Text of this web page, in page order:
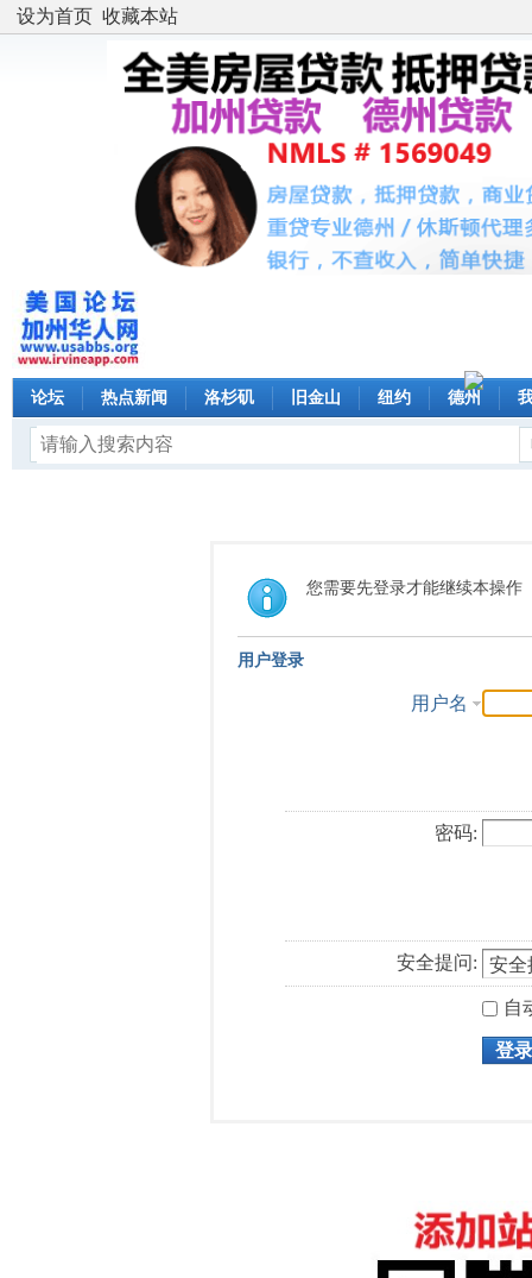
设为首页 收藏本站
论坛 热点新闻 洛杉矶 旧金山 纽约 德州
您需要先登录才能继续本操作
用户登录
用户名
密码:
安全提问:
自
登录